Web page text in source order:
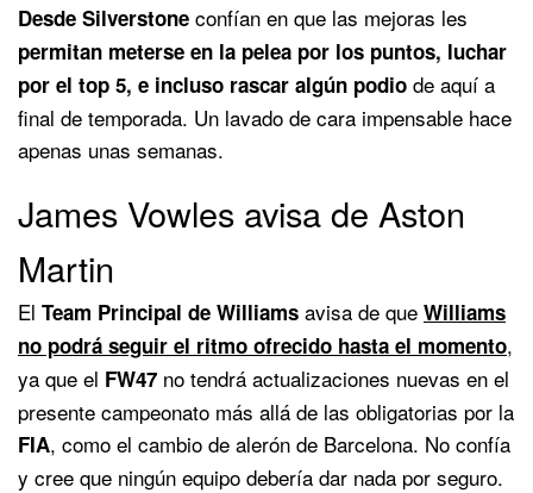
Desde Silverstone confían en que las mejoras les
permitan meterse en la pelea por los puntos, luchar
por el top 5, e incluso rascar algún podio de aquí a
final de temporada. Un lavado de cara impensable hace
apenas unas semanas.
James Vowles avisa de Aston
Martin
El Team Principal de Williams avisa de que Williams
no podrá seguir el ritmo ofrecido hasta el momento,
ya que el FW47 no tendrá actualizaciones nuevas en el
presente campeonato más allá de las obligatorias por la
FIA, como el cambio de alerón de Barcelona. No confía
y cree que ningún equipo debería dar nada por seguro.